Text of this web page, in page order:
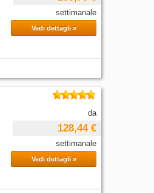
settimanale
Vedi dettagli »
da
128,44 €
settimanale
Vedi dettagli »